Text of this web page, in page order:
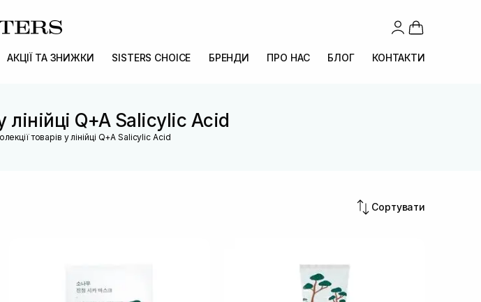
АКЦІЇ ТА ЗНИЖКИ SISTERS CHOICE БРЕНДИ ПРО НАС БЛОГ КОНТАКТИ
лінійці Q+A Salicylic Acid
товарів у лінійці Q+A Salicylic Acid
Сортувати